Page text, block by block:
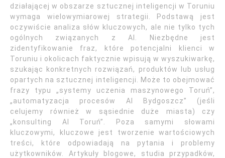
działającej w obszarze sztucznej inteligencji w Toruniu
wymaga wielowymiarowej strategii. Podstawą jest
oczywiście analiza słów kluczowych, ale nie tylko tych
ogólnych związanych z AI. Niezbędne jest
zidentyfikowanie fraz, które potencjalni klienci w
Toruniu i okolicach faktycznie wpisują w wyszukiwarkę,
szukając konkretnych rozwiązań, produktów lub usług
opartych na sztucznej inteligencji. Może to obejmować
frazy typu „systemy uczenia maszynowego Toruń”,
„automatyzacja procesów AI Bydgoszcz” (jeśli
celujemy również w sąsiednie duże miasta) czy
„konsulting AI Toruń”. Poza samymi słowami
kluczowymi, kluczowe jest tworzenie wartościowych
treści, które odpowiadają na pytania i problemy
użytkowników. Artykuły blogowe, studia przypadków,